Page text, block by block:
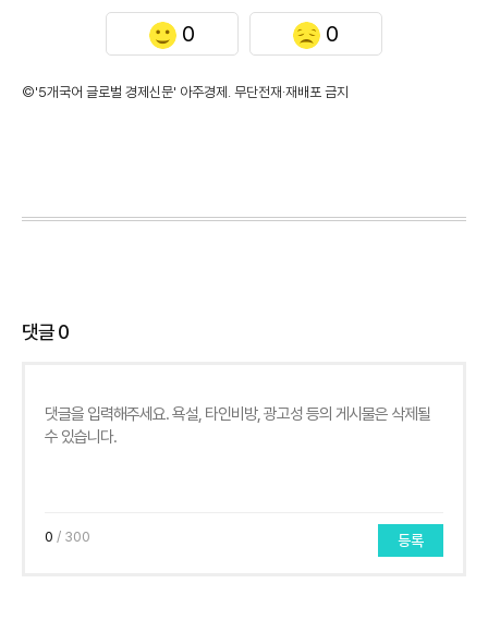
0 0
©'5개국어 글로벌 경제신문' 아주경제. 무단전재·재배포 금지
댓글0
0 / 300 등록